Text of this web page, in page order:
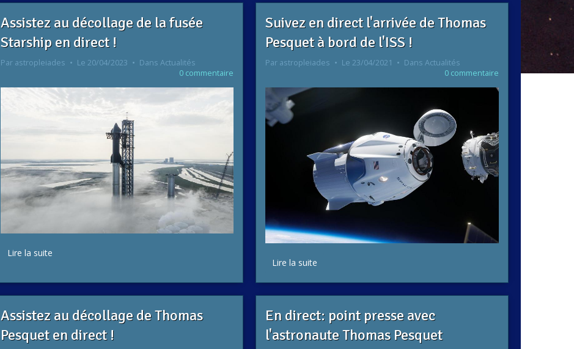
Assistez au décollage de la fusée
Starship en direct !
Par astropleiades Le 20/04/2023 Dans Actualités
0 commentaire
Lire la suite
Suivez en direct l'arrivée de Thomas
Pesquet à bord de l'ISS !
Par astropleiades Le 23/04/2021 DansActualités
0 commentaire
Lire la suite
Assistez au décollage de Thomas
Pesquet en direct !
En direct: point presse avec
l'astronaute Thomas Pesquet